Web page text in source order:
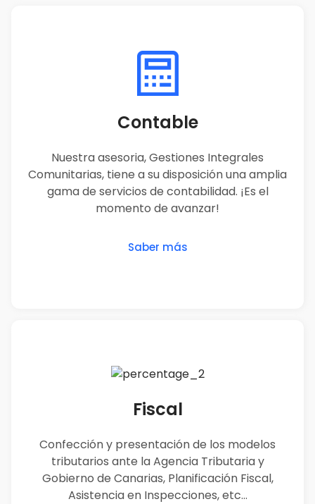
Contable
Nuestra asesoria, Gestiones Integrales
Comunitarias, tiene a su disposición una amplia
gama de servicios de contabilidad. ¡Es el
momento de avanzar!
Saber más
Fiscal
Confección y presentación de los modelos
tributarios ante la Agencia Tributaria y
Gobierno de Canarias, Planificación Fiscal,
Asistencia en Inspecciones, etc…